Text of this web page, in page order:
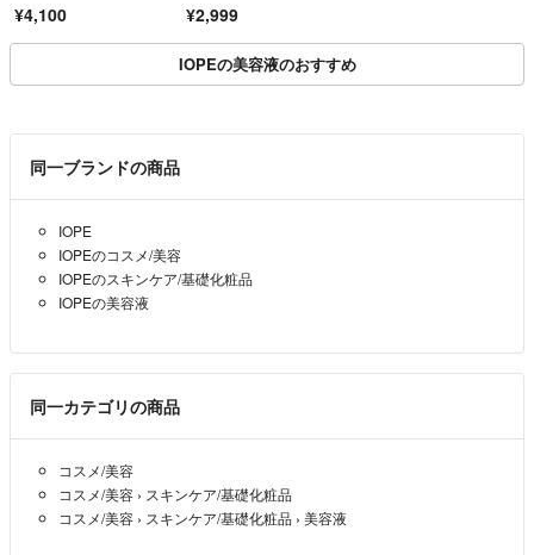
¥4,100 ¥2,999
IOPEの美容液のおすすめ
同一ブランドの商品
IOPE
IOPEのコスメ/美容
IOPEのスキンケア/基礎化粧品
IOPEの美容液
同一カテゴリの商品
コスメ/美容
コスメ/美容 › スキンケア/基礎化粧品
コスメ/美容 › スキンケア/基礎化粧品 › 美容液